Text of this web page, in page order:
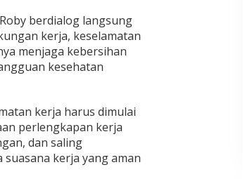
berdialog langsung
kerja, keselamatan
menjaga kebersihan
kesehatan
kerja harus dimulai
perlengkapan kerja
dan saling
kerja yang aman